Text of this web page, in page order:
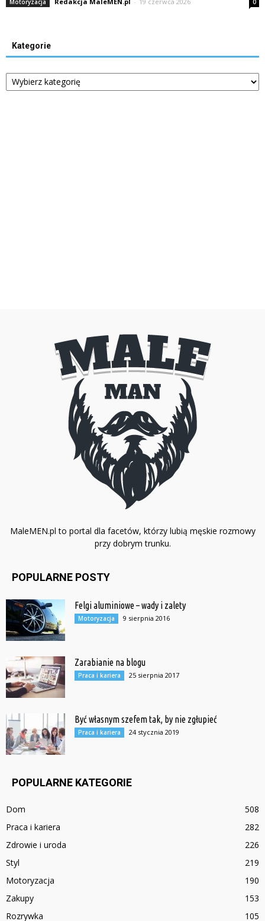
Motoryzacja 0
Kategorie
Kategorie
MaleMEN.pl to portal dla facetów, którzy lubią męskie rozmowy
przy dobrym trunku.
POPULARNE POSTY
Felgi aluminiowe – wady i zalety
Motoryzacja 9 sierpnia 2016
Zarabianie na blogu
Praca i kariera 25 sierpnia 2017
Być własnym szefem tak, by nie zgłupieć
Praca i kariera 24 stycznia 2019
POPULARNE KATEGORIE
Dom
508
Praca i kariera
282
Zdrowie i uroda
226
Styl
219
Motoryzacja
190
Zakupy
153
Rozrywka
105